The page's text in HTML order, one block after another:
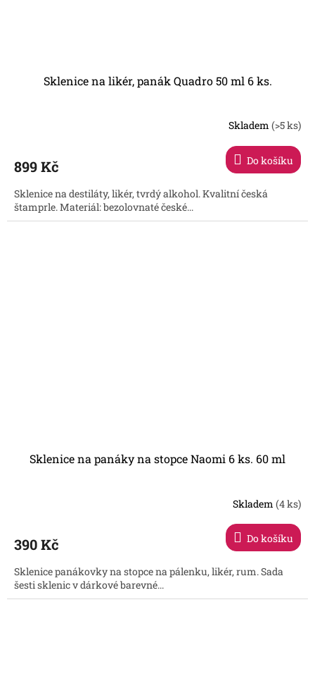
Sklenice na likér, panák Quadro 50 ml 6 ks.
je
z
5
hvězdiček.
Skladem(>5 ks)
899 Kč Do košíku
Sklenice na destiláty, likér, tvrdý alkohol. Kvalitní česká
štamprle. Materiál: bezolovnaté české...
Sklenice na panáky na stopce Naomi 6 ks. 60 ml
Skladem (4 ks)
390 Kč Do košíku
Sklenice panákovky na stopce na pálenku, likér, rum. Sada
šesti sklenic v dárkové barevné...